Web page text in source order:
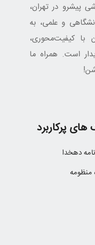
پیشرو در تهران،
و علمی، به
با کیفیت‌محوری،
است. همراه ما
های پرکاربرد
دهخدا
منظومه